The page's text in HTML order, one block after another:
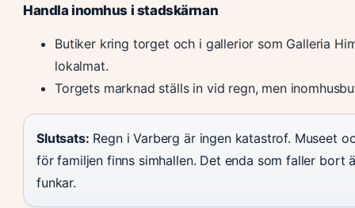
Handla inomhus i stadskärnan
Butiker kring torget och i gallerior som Galleria
lokalmat.
Torgets marknad ställs in vid regn, men
Slutsats: Regn i Varberg är ingen katastrof. Museet
för familjen finns simhallen. Det enda som faller bort
funkar.